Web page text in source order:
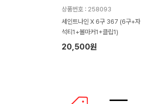
상품번호 : 258093
세인트나인 X 6구 367 (6구+자
석티1+볼마커1+클립1)
20,500원